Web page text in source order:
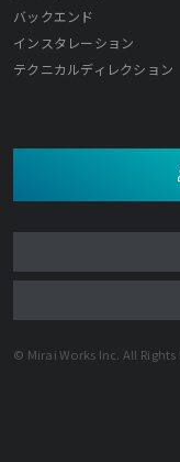
バックエンド
インスタレーション
テクニカルディレクション
© Mirai Works Inc. All Rights